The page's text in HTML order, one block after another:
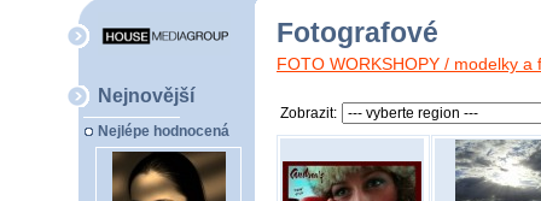
Nejnovější
Nejlépe hodnocená
Fotografové
FOTO WORKSHOPY / modelky
Zobrazit: